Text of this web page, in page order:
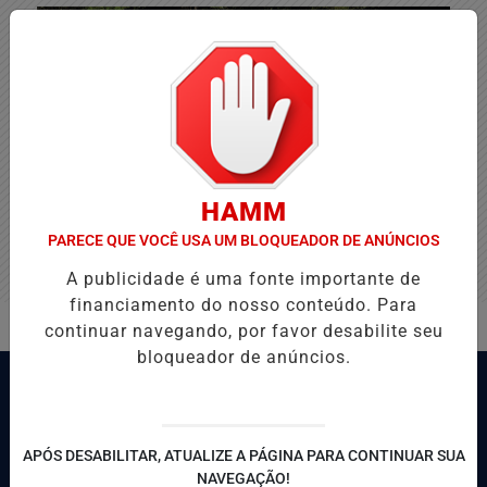
HAMM
PARECE QUE VOCÊ USA UM BLOQUEADOR DE ANÚNCIOS
A publicidade é uma fonte importante de
financiamento do nosso conteúdo. Para
continuar navegando, por favor desabilite seu
bloqueador de anúncios.
APÓS DESABILITAR, ATUALIZE A PÁGINA PARA CONTINUAR SUA
NAVEGAÇÃO!